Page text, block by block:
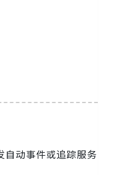
动事件或追踪服务